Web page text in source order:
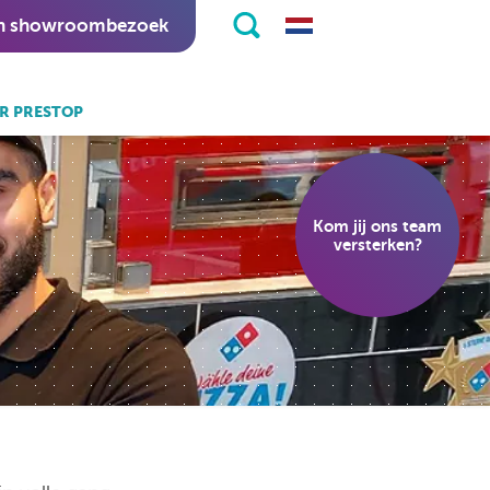
showroombezoek
ook:
software.
software.
PRESTOP
Kom jij ons team
versterken?